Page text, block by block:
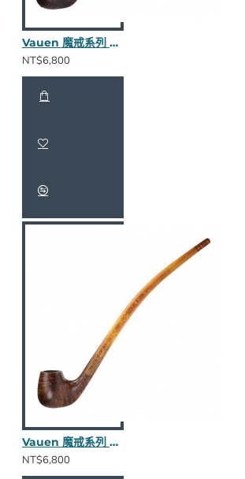
Vauen 魔戒系列 Modon S 長斗
NT$6,800
Vauen 魔戒系列 Modon 長斗
NT$6,800